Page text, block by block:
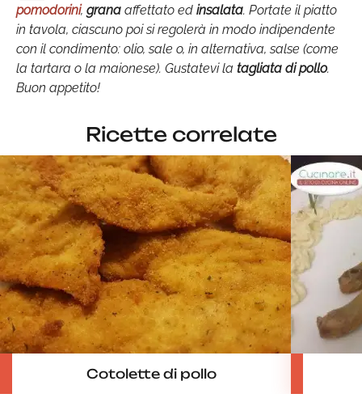
pomodorini, grana affettato ed insalata. Portate il piatto
in tavola, ciascuno poi si regolerà in modo indipendente
con il condimento: olio, sale o, in alternativa, salse (come
la tartara o la maionese). Gustatevi la tagliata di pollo.
Buon appetito!
Ricette correlate
Cotolette di pollo